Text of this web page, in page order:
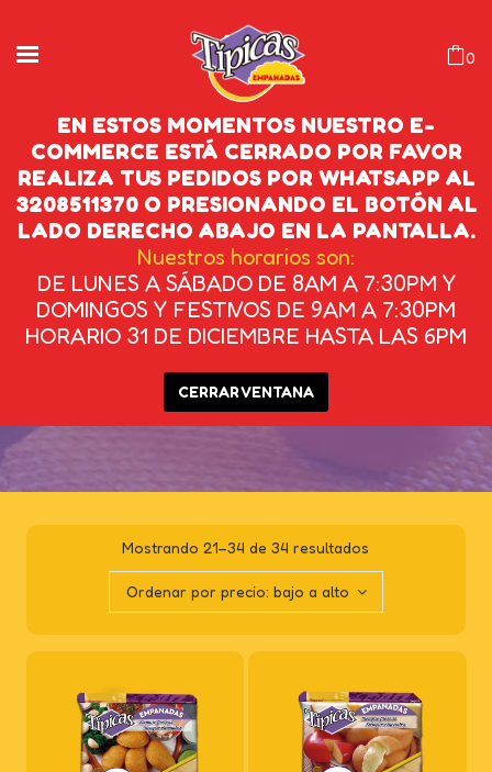
0
EMPANADAS DE PLÁTANO
VERDE
INICIO / PRODUCTOS ETIQUETADOS
“EMPANADAS DE PLÁTANO
VERDE” / PÁGINA 2
Mostrando 21–34 de 34 resultados
Ordenar por precio: bajo a alto
EN ESTOS MOMENTOS NUESTRO E-
COMMERCE ESTÁ CERRADO POR FAVOR
REALIZA TUS PEDIDOS POR WHATSAPP AL
3208511370 O PRESIONANDO EL BOTÓN AL
LADO DERECHO ABAJO EN LA PANTALLA.
Nuestros horarios son:
DE LUNES A SÁBADO DE 8AM A 7:30PM Y
DOMINGOS Y FESTIVOS DE 9AM A 7:30PM
HORARIO 31 DE DICIEMBRE HASTA LAS 6PM
CERRAR VENTANA